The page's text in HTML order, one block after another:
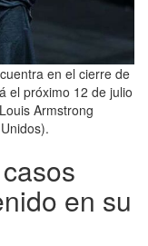
en el cierre de
el próximo 12 de julio
Armstrong
en su